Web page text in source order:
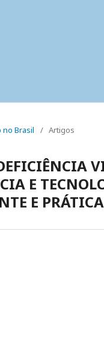
no Brasil / Artigos
E
E